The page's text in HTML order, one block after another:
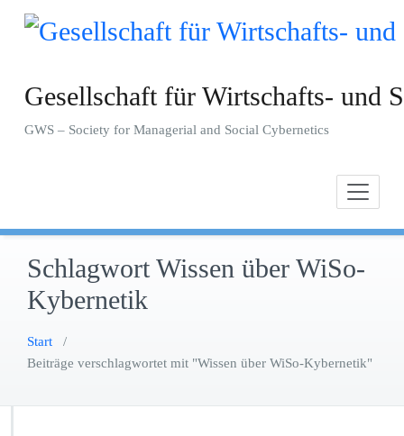
Zum
Gesellschaft für Wirtschafts- und
GWS – Society for Managerial and Social Cybernetics
Schlagwort Wissen über WiSo-
Kybernetik
Start /
Beiträge verschlagwortet mit "Wissen über WiSo-Kybernetik"